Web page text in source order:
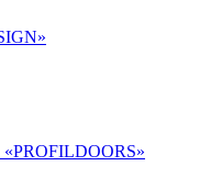
«PROFILDOORS»